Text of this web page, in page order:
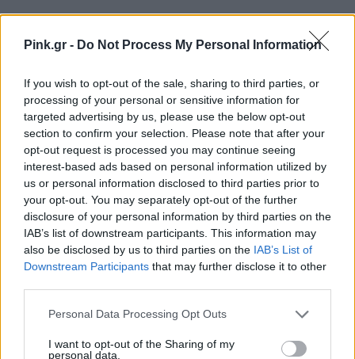
Pink.gr - Do Not Process My Personal Information
If you wish to opt-out of the sale, sharing to third parties, or
processing of your personal or sensitive information for
targeted advertising by us, please use the below opt-out
section to confirm your selection. Please note that after your
opt-out request is processed you may continue seeing
interest-based ads based on personal information utilized by
us or personal information disclosed to third parties prior to
your opt-out. You may separately opt-out of the further
disclosure of your personal information by third parties on the
IAB’s list of downstream participants. This information may
also be disclosed by us to third parties on the IAB’s List of
Downstream Participants that may further disclose it to other
Personal Data Processing Opt Outs
I want to opt-out of the Sharing of my
personal data.